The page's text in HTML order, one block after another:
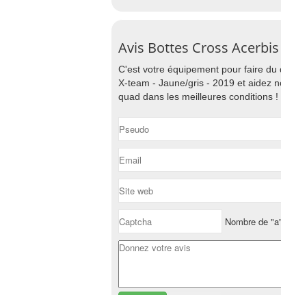
Avis Bottes Cross
C'est votre équipement pour faire
X-team - Jaune/gris - 2019 et aidez
quad dans les meilleures conditions !
Nombre de